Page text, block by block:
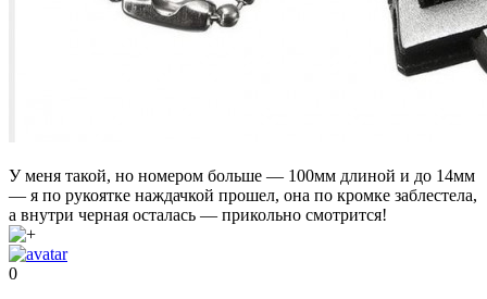
У меня такой, но номером больше — 100мм длиной и до 14мм
— я по рукоятке наждачкой прошел, она по кромке заблестела,
а внутри черная осталась — прикольно смотрится!
0